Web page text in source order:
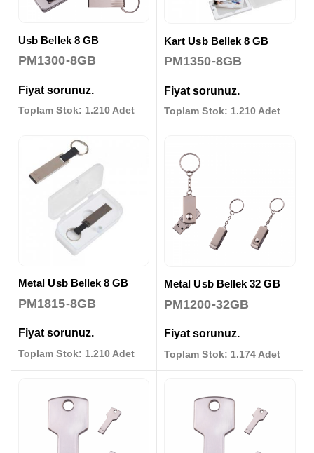
Usb Bellek 8 GB
PM1300-8GB
Fiyat sorunuz.
Toplam Stok: 1.210 Adet
Kart Usb Bellek 8 GB
PM1350-8GB
Fiyat sorunuz.
Toplam Stok: 1.210 Adet
Metal Usb Bellek 8 GB
PM1815-8GB
Fiyat sorunuz.
Toplam Stok: 1.210 Adet
Metal Usb Bellek 32 GB
PM1200-32GB
Fiyat sorunuz.
Toplam Stok: 1.174 Adet